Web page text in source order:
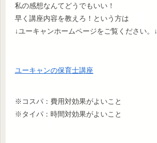
私の感想なんてどうでもいい！
早く講座内容を教えろ！という方は
↓ユーキャンホームページをご覧ください。↓
ユーキャンの保育士講座
※コスパ：費用対効果がよいこと
※タイパ：時間対効果がよいこと